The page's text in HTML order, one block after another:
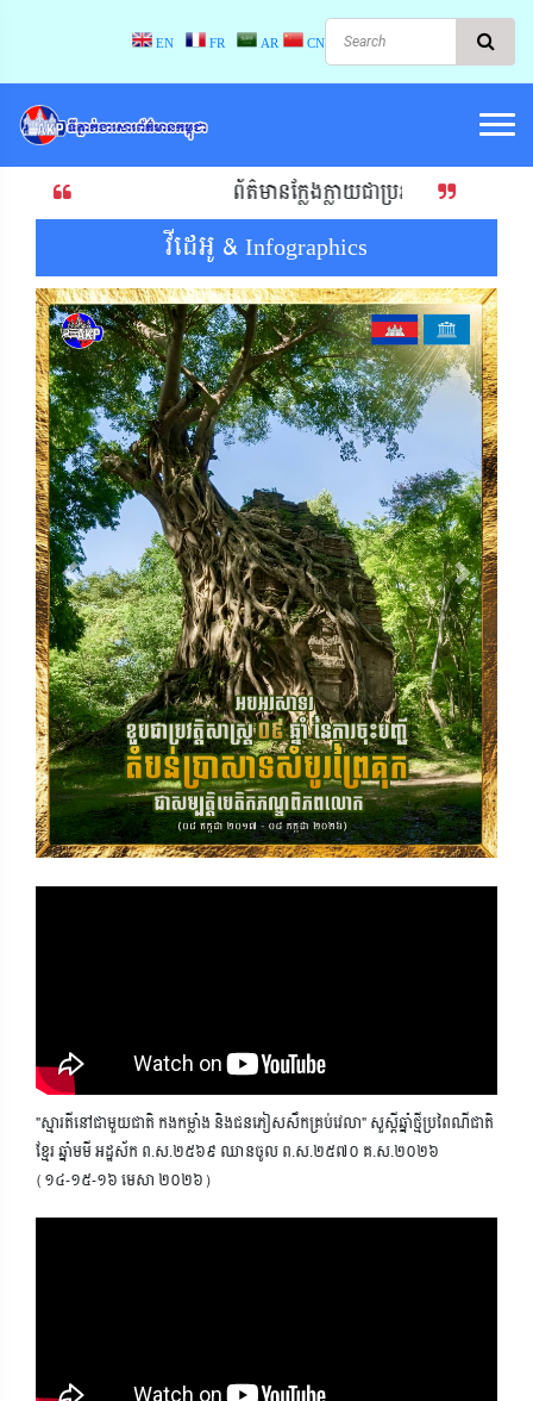
EN FR AR CN
ព័ត៌មានក្លែងក្លាយជាប្រភពនាំឱ្យមានការរើសអើងជាតិស
វីដេអូ & Infographics
Previous Next
"ស្មារតីនៅជាមួយជាតិ កងកម្លាំង និងជនភៀសសឹកគ្រប់វេលា" សួស្តីឆ្នាំថ្មីប្រពៃណីជាតិ
ខ្មែរ ឆ្នាំមមី អដ្ឋស័ក ព.ស.២៥៦៩ ឈានចូល ព.ស.២៥៧០ គ.ស.២០២៦
(១៤-១៥-១៦ មេសា ២០២៦)